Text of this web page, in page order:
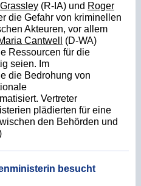
(R-IA) und Roger
die Gefahr von kriminellen
Akteuren, vor allem
Cantwell
(D-WA)
Ressourcen für die
seien. Im
die Bedrohung von
Vertreter
plädierten für eine
ischen den Behörden und
besucht